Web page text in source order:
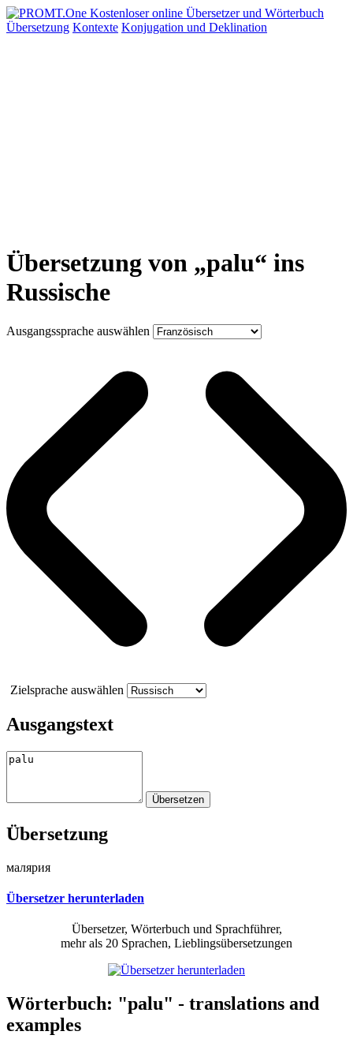
Übersetzung Kontexte Konjugation und Deklination
Übersetzung von „palu“ ins
Russische
Ausgangssprache auswählen
Zielsprache auswählen
Ausgangstext
Übersetzung
малярия
Übersetzer herunterladen
Übersetzer, Wörterbuch und Sprachführer,
mehr als 20 Sprachen, Lieblingsübersetzungen
Wörterbuch: "palu" - translations and
examples